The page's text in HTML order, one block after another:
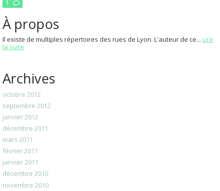
1
À propos
Il existe de multiples répertoires des rues de Lyon. L'auteur de ce... Lire
la suite
Archives
octobre 2012
septembre 2012
janvier 2012
décembre 2011
mars 2011
février 2011
janvier 2011
décembre 2010
novembre 2010